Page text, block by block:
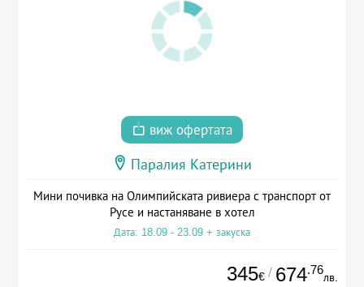
виж офертата
Паралия Катерини
Мини почивка на Олимпийската ривиера с транспорт от
Русе и настаняване в хотел
Дата: 18.09 - 23.09 + закуска
345€ / 674.76
лв.